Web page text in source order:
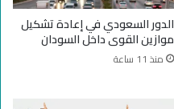
الدور السعودي في إعادة تشكيل
موازين القوى داخل السودان
منذ 11 ساعة